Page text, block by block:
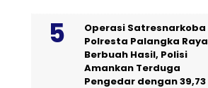
Operasi Satresnarkoba
Polresta Palangka Raya
Berbuah Hasil, Polisi
Amankan Terduga
Pengedar dengan 39,73